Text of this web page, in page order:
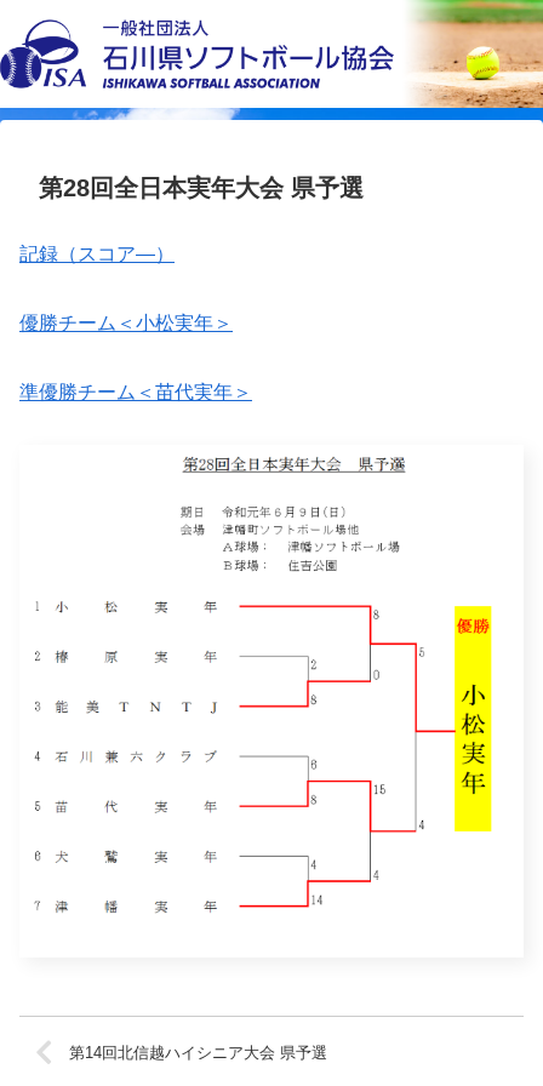
第28回全日本実年大会 県予選
記録（スコア―）
優勝チーム＜小松実年＞
準優勝チーム＜苗代実年＞
第14回北信越ハイシニア大会 県予選